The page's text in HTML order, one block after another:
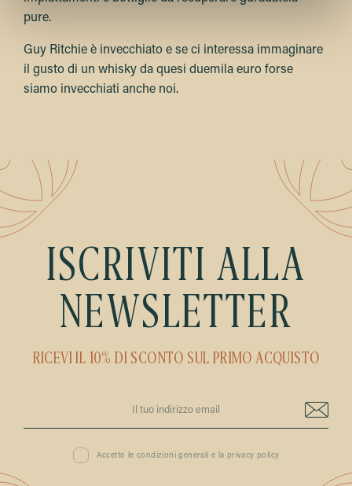
pure.
Guy Ritchie è invecchiato e se ci interessa immaginare
il gusto di un whisky da quesi duemila euro forse
siamo invecchiati anche noi.
ISCRIVITI ALLA
NEWSLETTER
RICEVI IL 10% DI SCONTO SUL PRIMO ACQUISTO
Accetto le condizioni generali e la privacy policy